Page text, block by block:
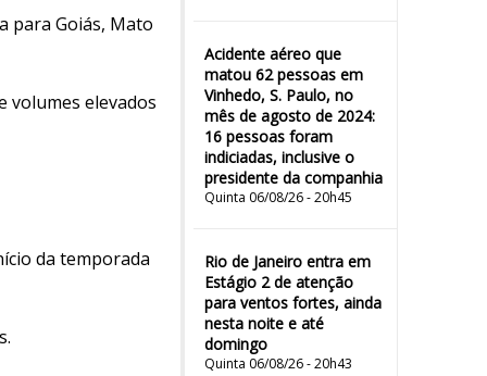
Acidente aéreo que
matou 62 pessoas em
Vinhedo, S. Paulo, no
mês de agosto de 2024:
16 pessoas foram
indiciadas, inclusive o
presidente da companhia
Quinta 06/08/26 - 20h45
Rio de Janeiro entra em
Estágio 2 de atenção
para ventos fortes, ainda
nesta noite e até
domingo
Quinta 06/08/26 - 20h43
para Goiás, Mato
volumes elevados
da temporada